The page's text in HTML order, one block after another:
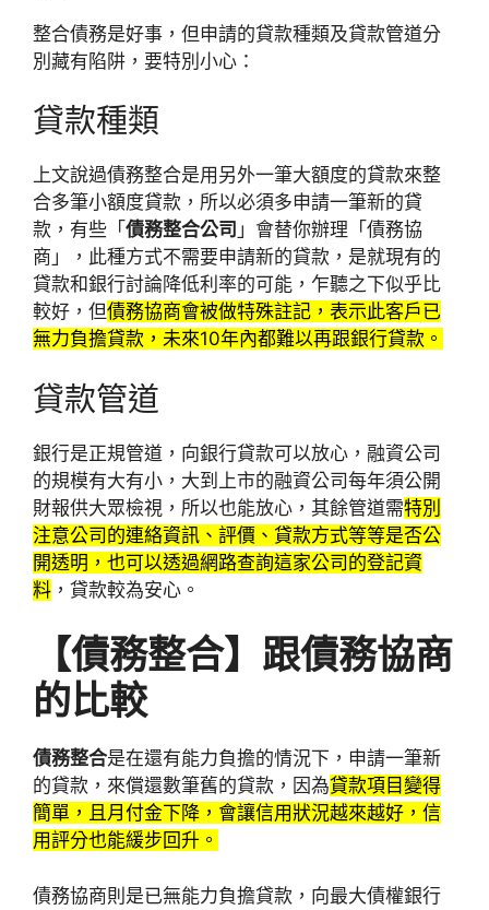
整合債務是好事，但申請的貸款種類及貸款管道分
別藏有陷阱，要特別小心：
貸款種類
上文說過債務整合是用另外一筆大額度的貸款來整
合多筆小額度貸款，所以必須多申請一筆新的貸
款，有些「 債務整合公司 」會替你辦理「債務協
商」，此種方式不需要申請新的貸款，是就現有的
貸款和銀行討論降低利率的可能，乍聽之下似乎比
較好，但債務協商會被做特殊註記，表示此客戶已
無力負擔貸款，未來10年內都難以再跟銀行貸款。
貸款管道
銀行是正規管道，向銀行貸款可以放心，融資公司
的規模有大有小，大到上市的融資公司每年須公開
財報供大眾檢視，所以也能放心，其餘管道需特別
注意公司的連絡資訊、評價、貸款方式等等是否公
開透明，也可以透過網路查詢這家公司的登記資
料 ，貸款較為安心。
【債務整合】跟債務協商
的比較
債務整合是在還有能力負擔的情況下，申請一筆新
的貸款，來償還數筆舊的貸款，因為貸款項目變得
簡單，且月付金下降，會讓信用狀況越來越好，信
用評分也能緩步回升。
債務協商則是已無能力負擔貸款，向最大債權銀行